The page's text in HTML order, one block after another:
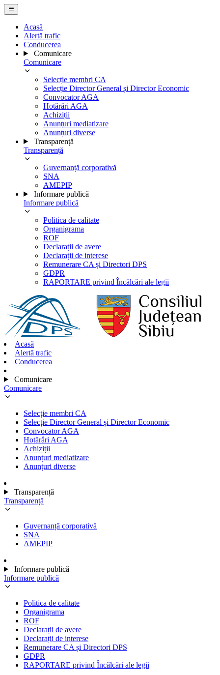
Acasă
Alertă trafic
Conducerea
Comunicare
Comunicare
Selecție membri CA
Selecție Director General și Director Economic
Convocator AGA
Hotărâri AGA
Achiziții
Anunțuri mediatizare
Anunțuri diverse
Transparență
Transparență
Guvernanță corporativă
SNA
AMEPIP
Informare publică
Informare publică
Politica de calitate
Organigrama
ROF
Declarații de avere
Declarații de interese
Remunerare CA și Directori DPS
GDPR
RAPORTARE privind Încălcări ale legii
Acasă
Alertă trafic
Conducerea
Comunicare
Comunicare
Selecție membri CA
Selecție Director General și Director Economic
Convocator AGA
Hotărâri AGA
Achiziții
Anunțuri mediatizare
Anunțuri diverse
Transparență
Transparență
Guvernanță corporativă
SNA
AMEPIP
Informare publică
Informare publică
Politica de calitate
Organigrama
ROF
Declarații de avere
Declarații de interese
Remunerare CA și Directori DPS
GDPR
RAPORTARE privind Încălcări ale legii